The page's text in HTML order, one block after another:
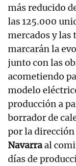
más reducido
las 125.000
mercados y las
marcarán la
junto con las
acometiendo
modelo
producción a
borrador de
por la
Navarraal
días de